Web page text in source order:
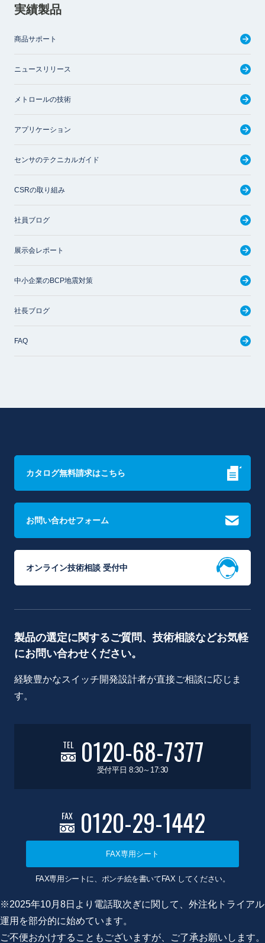
実績製品
商品サポート
ニュースリリース
メトロールの技術
アプリケーション
センサのテクニカルガイド
CSRの取り組み
社員ブログ
展示会レポート
中小企業のBCP地震対策
社長ブログ
FAQ
カタログ無料請求はこちら
お問い合わせフォーム
オンライン技術相談 受付中
製品の選定に関するご質問、技術相談などお気軽
にお問い合わせください。
経験豊かなスイッチ開発設計者が直接ご相談に応じま
す。
TEL 0120-68-7377
受付平日 8:30～17:30
FAX 0120-29-1442
FAX専用シート
FAX専用シートに、ポンチ絵を書いてFAX してください。
※2025年10月8日より電話取次ぎに関して、外注化トライアル
運用を部分的に始めています。
ご不便おかけすることもございますが、ご了承お願いします。